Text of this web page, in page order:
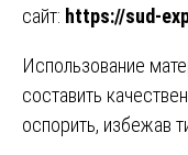
сайт: https://sud-
Использование
составить
оспорить, избежав